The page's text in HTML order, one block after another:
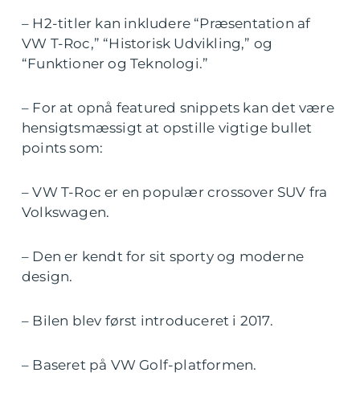
– H2-titler kan inkludere “Præsentation af
VW T-Roc,” “Historisk Udvikling,” og
“Funktioner og Teknologi.”
– For at opnå featured snippets kan det være
hensigtsmæssigt at opstille vigtige bullet
points som:
– VW T-Roc er en populær crossover SUV fra
Volkswagen.
– Den er kendt for sit sporty og moderne
design.
– Bilen blev først introduceret i 2017.
– Baseret på VW Golf-platformen.